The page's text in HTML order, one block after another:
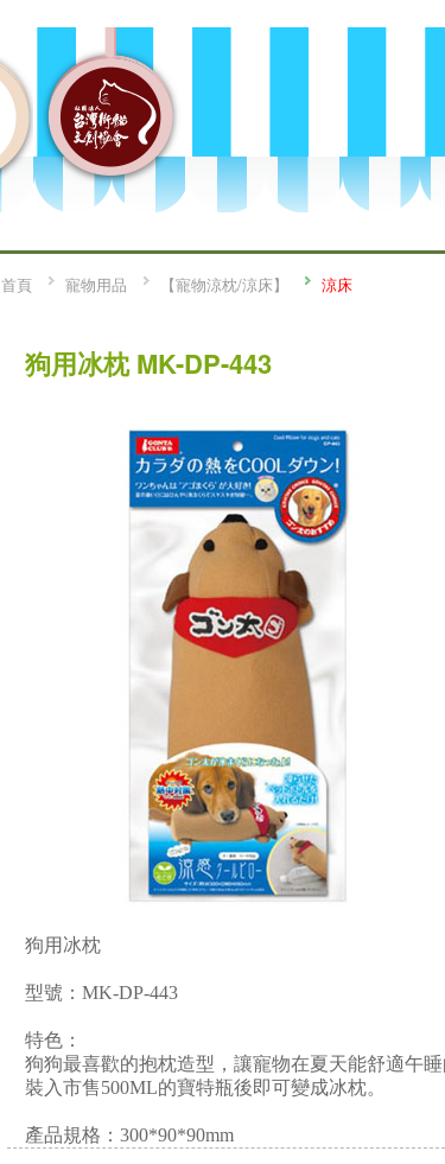
首頁 寵物用品 【寵物涼枕/涼床】 涼床
狗用冰枕 MK-DP-443
狗用冰枕
型號：MK-DP-443
特色：
狗狗最喜歡的抱枕造型，讓寵物在夏天能舒適午睡
裝入市售500ML的寶特瓶後即可變成冰枕。
產品規格：300*90*90mm